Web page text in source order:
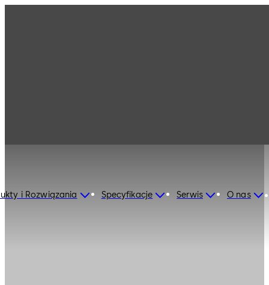
i Rozwiązania Specyfikacje Serwis O nas